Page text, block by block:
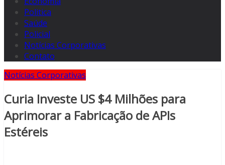
Politica
Saúde
Policial
Notícias Corporativas
Contato
Notícias Corporativas
Curia Investe US $4 Milhões para
Aprimorar a Fabricação de APIs
Estéreis